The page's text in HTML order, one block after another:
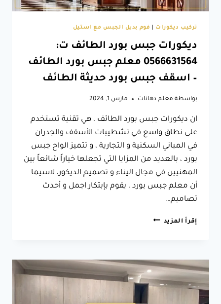
تركيب ديكورات فوم بديل الجبس مع استيل
ديكورات جبس بورد الطائف ت:
0566631564 معلم جبس بورد الطائف
– اسقف جبس بورد حديثة الطائف
بواسطة معلم دهانات مارس 1, 2024
ان ديكورات جبس بورد الطائف ، هي تقنية تستخدم
على نطاق واسع في تشطيبات الأسقف والجدران
في المباني السكنية و التجارية ، و تتميز الواح جبس
بورد ، بالعديد من المزايا التي تجعلها خياراً شائعاً بين
المهنيين في مجال اليناء و تصميم الديكور، لاسيما
أن معلم جبس بورد ، يقوم بإبتكار اجمل و أحدث
تصاميم…
إقرأ المزيد ديكورات
ت:
0566631564
معلم